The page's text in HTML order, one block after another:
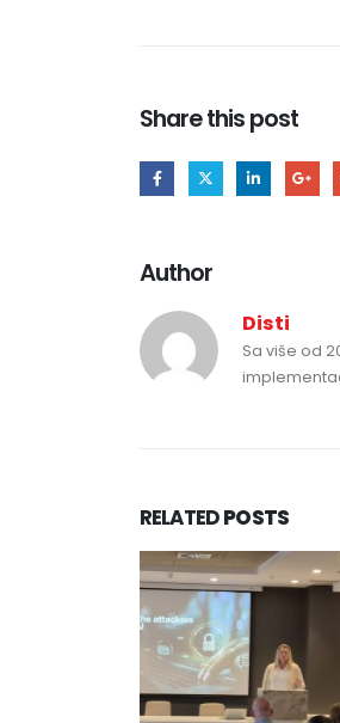
Share this post
Author
Disti
Sa više od
RELATEDPOSTS